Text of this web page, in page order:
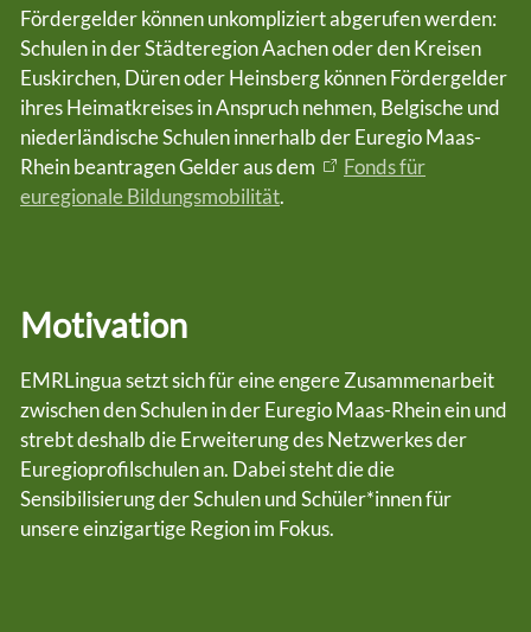
Fördergelder können unkompliziert abgerufen werden:
Schulen in der Städteregion Aachen oder den Kreisen
Euskirchen, Düren oder Heinsberg können Fördergelder
ihres Heimatkreises in Anspruch nehmen, Belgische und
niederländische Schulen innerhalb der Euregio Maas-
Rhein beantragen Gelder aus dem
Fonds für
euregionale Bildungsmobilität.
Motivation
EMRLingua setzt sich für eine engere Zusammenarbeit
zwischen den Schulen in der Euregio Maas-Rhein ein und
strebt deshalb die Erweiterung des Netzwerkes der
Euregioprofilschulen an. Dabei steht die die
Sensibilisierung der Schulen und Schüler*innen für
unsere einzigartige Region im Fokus.